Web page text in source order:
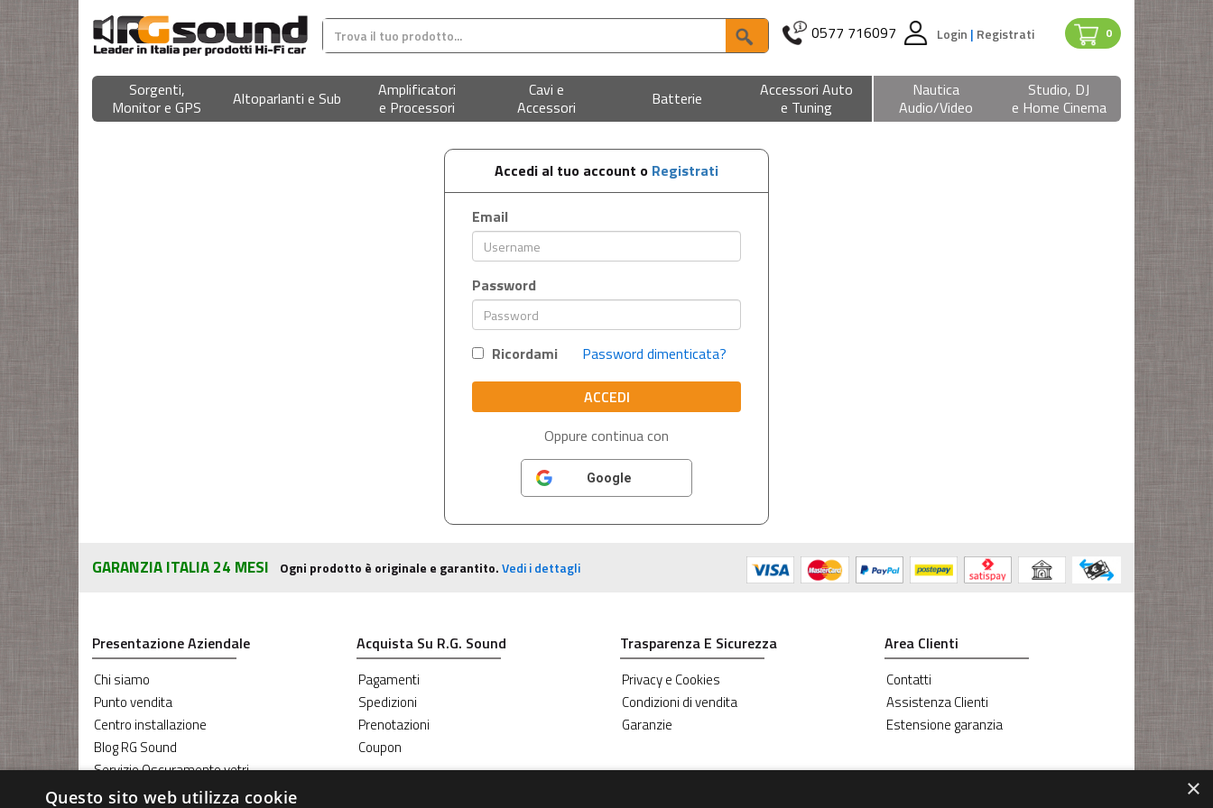
0
0577 716097 Login | Registrati
Sorgenti,
Monitor e GPS
Altoparlanti e Sub
Amplificatori
e Processori
Cavi e
Accessori
Batterie
Accessori Auto
e Tuning
Nautica
Audio/Video
Studio, DJ
e Home Cinema
Accedi al tuo account o Registrati
Email
Password
Ricordami Password dimenticata?
Oppure continua con
Google
GARANZIA ITALIA 24 MESI Ogni prodotto è originale e garantito.Vedi i dettagli
Presentazione Aziendale
Chi siamo
Punto vendita
Centro installazione
Blog RG Sound
Servizio Oscuramento vetri
Servizio riparazione Parabrezza
Acquista Su R.G. Sound
Pagamenti
Spedizioni
Prenotazioni
Coupon
Trasparenza E Sicurezza
Privacy e Cookies
Condizioni di vendita
Garanzie
Area Clienti
Contatti
Assistenza Clienti
Estensione garanzia
×
Questo sito web utilizza cookie